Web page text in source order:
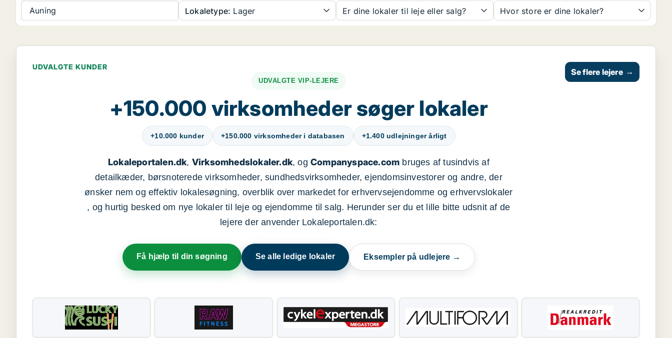
Auning Lokaletype: Lager Er dine lokaler til leje eller salg? Hvor store er dine lokaler?
UDVALGTE KUNDER
UDVALGTE VIP-LEJERE
+150.000 virksomheder søger lokaler
+10.000 kunder +150.000 virksomheder i databasen +1.400 udlejninger årligt
Lokaleportalen.dk, Virksomhedslokaler.dk, og Companyspace.com bruges af tusindvis af
detailkæder, børsnoterede virksomheder, sundhedsvirksomheder, ejendomsinvestorer og andre, der
ønsker nem og effektiv lokalesøgning, overblik over markedet for erhvervsejendomme og erhvervslokaler
, og hurtig besked om nye lokaler til leje og ejendomme til salg. Herunder ser du et lille bitte udsnit af de
lejere der anvender Lokaleportalen.dk:
Få hjælp til din søgning Se alle ledige lokaler Eksempler på udlejere →
Se flere lejere →